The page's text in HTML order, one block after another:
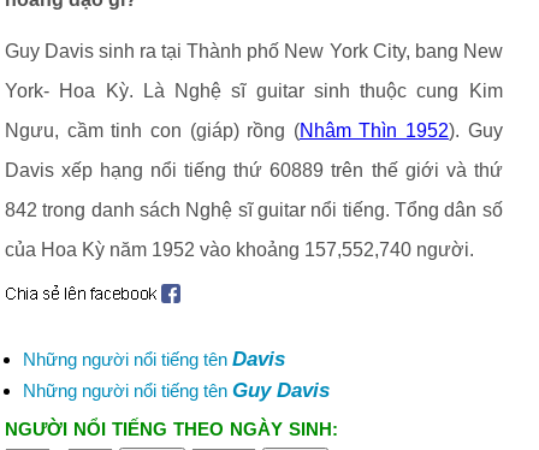
Guy Davis sinh ra tại Thành phố New York City, bang New
York- Hoa Kỳ. Là Nghệ sĩ guitar sinh thuộc cung Kim
Ngưu, cầm tinh con (giáp) rồng (Nhâm Thìn 1952). Guy
Davis xếp hạng nổi tiếng thứ 60889 trên thế giới và thứ
842 trong danh sách Nghệ sĩ guitar nổi tiếng. Tổng dân số
của Hoa Kỳ năm 1952 vào khoảng 157,552,740 người.
Những người nổi tiếng tên Davis
Những người nổi tiếng tên Guy Davis
NGƯỜI NỔI TIẾNG THEO NGÀY SINH: